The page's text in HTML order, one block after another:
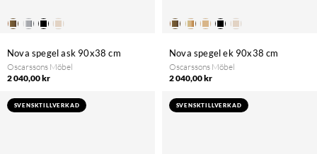
Nova spegel ask 90x38 cm
Oscarssons Möbel
2 040,00 kr
Nova spegel ek 90x38 cm
Oscarssons Möbel
2 040,00 kr
SVENSKTILLVERKAD SVENSKTILLVERKAD